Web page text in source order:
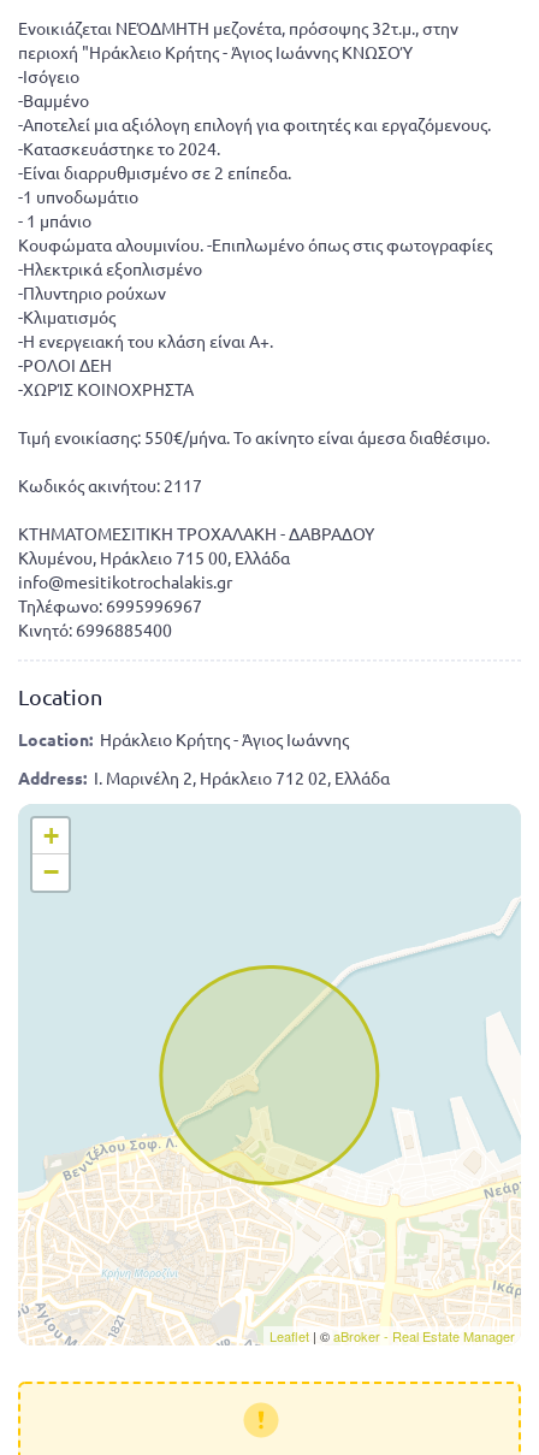
Ενοικιάζεται ΝΕΌΔΜΗΤΗ μεζονέτα, πρόσοψης 32τ.μ., στην
περιοχή "Ηράκλειο Κρήτης - Άγιος Ιωάννης ΚΝΩΣΟΎ
-Ισόγειο
-Βαμμένο
-Αποτελεί μια αξιόλογη επιλογή για φοιτητές και εργαζόμενους.
-Κατασκευάστηκε το 2024.
-Είναι διαρρυθμισμένο σε 2 επίπεδα.
-1 υπνοδωμάτιο
- 1 μπάνιο
Κουφώματα αλουμινίου. -Επιπλωμένο όπως στις φωτογραφίες
-Ηλεκτρικά εξοπλισμένο
-Πλυντηριο ρούχων
-Κλιματισμός
-Η ενεργειακή του κλάση είναι A+.
-ΡΟΛΟΙ ΔΕΗ
-ΧΩΡΊΣ ΚΟΙΝΟΧΡΗΣΤΑ
Τιμή ενοικίασης: 550€/μήνα. Το ακίνητο είναι άμεσα διαθέσιμο.
Κωδικός ακινήτου: 2117
ΚΤΗΜΑΤΟΜΕΣΙΤΙΚΗ ΤΡΟΧΑΛΑΚΗ - ΔΑΒΡΑΔΟΥ
Κλυμένου, Ηράκλειο 715 00, Ελλάδα
info@mesitikotrochalakis.gr
Τηλέφωνο: 6995996967
Κινητό: 6996885400
Location
Location: Ηράκλειο Κρήτης - Άγιος Ιωάννης
Address: Ι. Μαρινέλη 2, Ηράκλειο 712 02, Ελλάδα
+
−
Leaflet | ©aBroker - Real Estate Manager